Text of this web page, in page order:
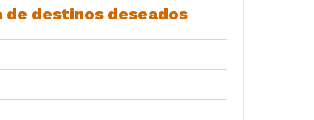
de destinos deseados